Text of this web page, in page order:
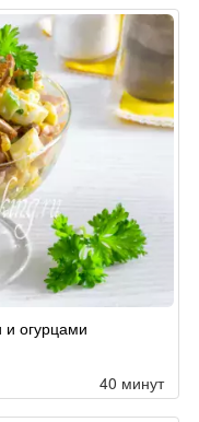
и огурцами
40 минут